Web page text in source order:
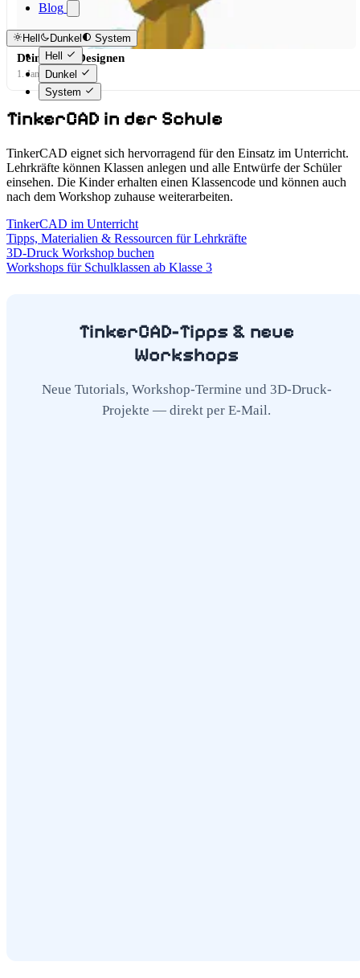
Blog
Hell Dunkel
System
Hell
Dunkel
System
Dein Pokal Designen
1. Januar 0001
TinkerCAD in der Schule
TinkerCAD eignet sich hervorragend für den Einsatz im Unterricht.
Lehrkräfte können Klassen anlegen und alle Entwürfe der Schüler
einsehen. Die Kinder erhalten einen Klassencode und können auch
nach dem Workshop zuhause weiterarbeiten.
TinkerCAD im Unterricht
Tipps, Materialien & Ressourcen für Lehrkräfte
3D-Druck Workshop buchen
Workshops für Schulklassen ab Klasse 3
TinkerCAD-Tipps & neue
Workshops
Neue Tutorials, Workshop-Termine und 3D-Druck-
Projekte — direkt per E-Mail.